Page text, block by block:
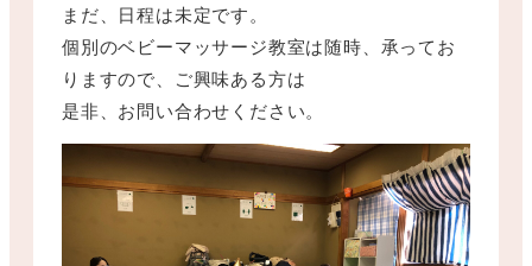
まだ、日程は未定です。
個別のベビーマッサージ教室は随時、承ってお
りますので、ご興味ある方は
是非、お問い合わせください。